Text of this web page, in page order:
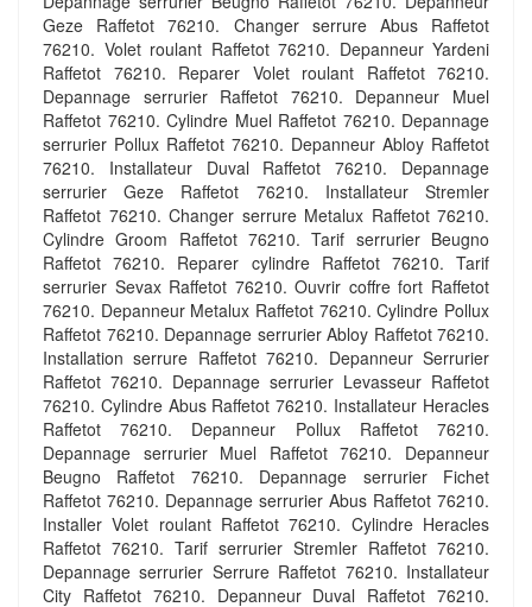
Geze Raffetot 76210. Changer serrure Abus Raffetot
76210. Volet roulant Raffetot 76210. Depanneur Yardeni
Raffetot 76210. Reparer Volet roulant Raffetot 76210.
Depannage serrurier Raffetot 76210. Depanneur Muel
Raffetot 76210. Cylindre Muel Raffetot 76210. Depannage
serrurier Pollux Raffetot 76210. Depanneur Abloy Raffetot
76210. Installateur Duval Raffetot 76210. Depannage
serrurier Geze Raffetot 76210. Installateur Stremler
Raffetot 76210. Changer serrure Metalux Raffetot 76210.
Cylindre Groom Raffetot 76210. Tarif serrurier Beugno
Raffetot 76210. Reparer cylindre Raffetot 76210. Tarif
serrurier Sevax Raffetot 76210. Ouvrir coffre fort Raffetot
76210. Depanneur Metalux Raffetot 76210. Cylindre Pollux
Raffetot 76210. Depannage serrurier Abloy Raffetot 76210.
Installation serrure Raffetot 76210. Depanneur Serrurier
Raffetot 76210. Depannage serrurier Levasseur Raffetot
76210. Cylindre Abus Raffetot 76210. Installateur Heracles
Raffetot 76210. Depanneur Pollux Raffetot 76210.
Depannage serrurier Muel Raffetot 76210. Depanneur
Beugno Raffetot 76210. Depannage serrurier Fichet
Raffetot 76210. Depannage serrurier Abus Raffetot 76210.
Installer Volet roulant Raffetot 76210. Cylindre Heracles
Raffetot 76210. Tarif serrurier Stremler Raffetot 76210.
Depannage serrurier Serrure Raffetot 76210. Installateur
City Raffetot 76210. Depanneur Duval Raffetot 76210.